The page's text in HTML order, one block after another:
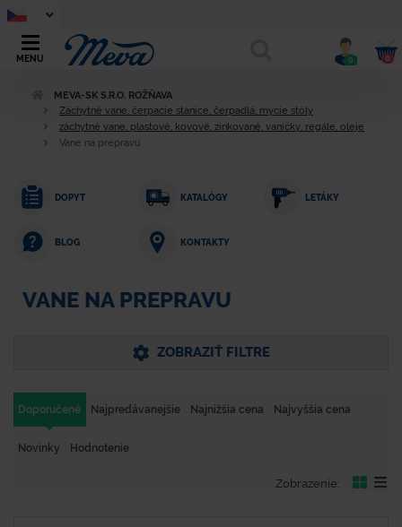
MENU 0 0
MEVA-SK S.R.O. ROŽŇAVA
Záchytné vane, čerpacie stanice, čerpadlá, mycie stoly
záchytné vane, plastové, kovové, zinkované, vaničky, regále, oleje
Vane na prepravu
DOPYT KATALÓGY LETÁKY
BLOG KONTAKTY
VANE NA PREPRAVU
ZOBRAZIŤ FILTRE
Doporučené Najpredávanejšie Najnižšia cena Najvyššia cena
Novinky Hodnotenie
Zobrazenie: